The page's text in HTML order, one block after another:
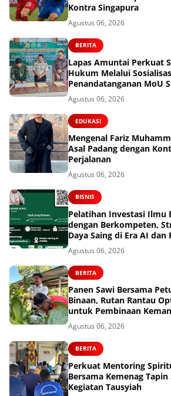
Kontra Singapura
Agustus 06, 2026
BERITA
Lapas Amuntai Perkuat
Hukum Melalui
Penandatanganan MoU
Putusan Banding
Agustus 06, 2026
EDUKASI
Mengenal Fariz
Asal Padang dengan
Perjalanan
Agustus 06, 2026
BISNIS
Pelatihan Investasi Ilmu
dengan Berkompeten,
Daya Saing di Era AI dan
Agustus 06, 2026
BERITA
Panen Sawi Bersama
Binaan, Rutan Rantau
untuk Pembinaan
Agustus 06, 2026
BERITA
Perkuat Mentoring
Bersama Kemenag
Kegiatan Tausyiah